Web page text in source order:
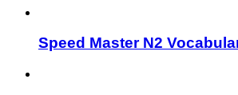
Speed Master N2